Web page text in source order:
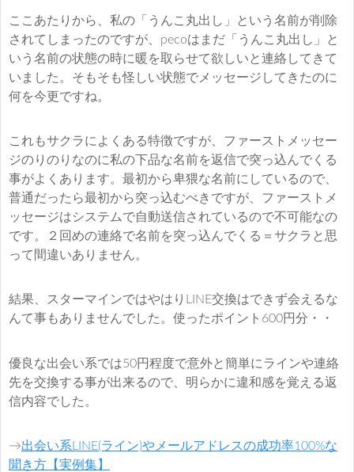
ここあたりから、私の「うんこ丸出し」という名前が削除
されてしまったのですが、pecoはまだ「うんこ丸出し」と
いう名前の状態の時に暖を取らせて欲しいと連絡してきて
いました。そもそも怪しい状態でメッセージしてきたのに
何を今更ですね。
これもサクラによくある特徴ですが、ファーストメッセー
ジのりのりなのに私の下品な名前を返信で突っ込んでくる
事がよくあります。最初から卑猥な名前にしているので、
普通だったら最初から突っ込むべきですが、ファーストメ
ッセージはシステムで自動送信されているので不可能なの
です。２回めの連絡で名前を突っ込んでくる＝サクラと思
って間違いありません。
結果、スターマインではやはりLINE交換はできず会えるな
んて事もありませんでした。使ったポイント600円分・・
優良な出会い系では50円程度で意外と簡単にラインや連絡
先を交換する事が出来るので、明らかに違和感を覚える返
信内容でした。
→出会い系LINE(ライン)やメールアドレスの成功率100%な
聞き方【実例集】